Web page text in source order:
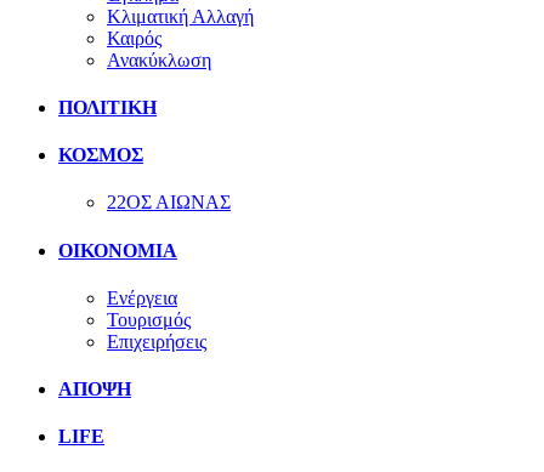
Κλιματική Αλλαγή
Καιρός
Ανακύκλωση
ΠΟΛΙΤΙΚΗ
ΚΟΣΜΟΣ
22ΟΣ ΑΙΩΝΑΣ
ΟΙΚΟΝΟΜΙΑ
Ενέργεια
Τουρισμός
Επιχειρήσεις
ΑΠΟΨΗ
LIFE